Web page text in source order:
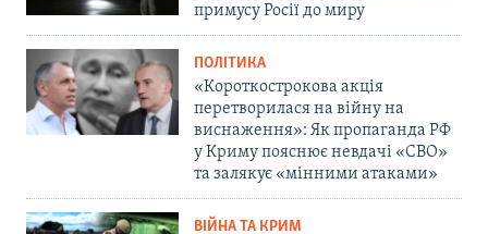
примусу Росії до миру
ПОЛІТИКА
«Короткострокова акція
перетворилася на війну на
виснаження»: Як пропаганда РФ
у Криму пояснює невдачі «СВО»
та залякує «мінними атаками»
ВІЙНА ТА КРИМ